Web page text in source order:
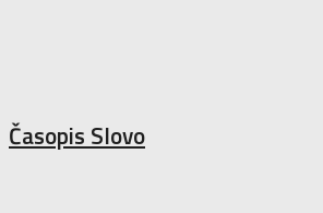
Časopis Slovo